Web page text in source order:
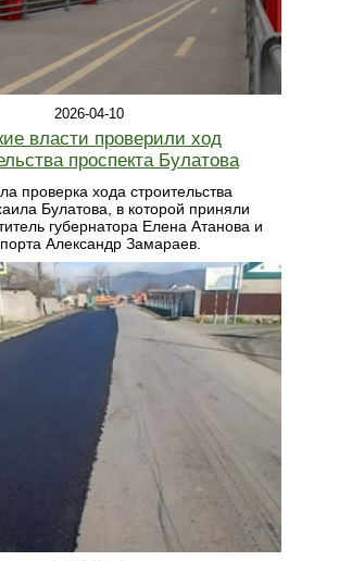
2026-04-10
власти проверили ход
проспекта Булатова
проверка хода строительства
Булатова, в которой приняли
губернатора Елена Атанова и
Александр Замараев.